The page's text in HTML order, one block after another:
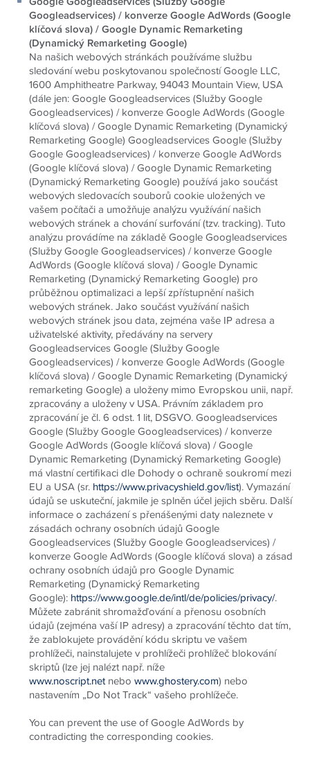
Googleadservices) / konverze Google AdWords (Google
klíčová slova) / Google Dynamic Remarketing
(Dynamický Remarketing Google)
Na našich webových stránkách používáme službu
sledování webu poskytovanou společností Google LLC,
1600 Amphitheatre Parkway, 94043 Mountain View, USA
(dále jen: Google Googleadservices (Služby Google
Googleadservices) / konverze Google AdWords (Google
klíčová slova) / Google Dynamic Remarketing (Dynamický
Remarketing Google) Googleadservices Google (Služby
Google Googleadservices) / konverze Google AdWords
(Google klíčová slova) / Google Dynamic Remarketing
(Dynamický Remarketing Google) používá jako součást
webových sledovacích souborů cookie uložených ve
vašem počítači a umožňuje analýzu využívání našich
webových stránek a chování surfování (tzv. tracking). Tuto
analýzu provádíme na základě Google Googleadservices
(Služby Google Googleadservices) / konverze Google
AdWords (Google klíčová slova) / Google Dynamic
Remarketing (Dynamický Remarketing Google) pro
průběžnou optimalizaci a lepší zpřístupnění našich
webových stránek. Jako součást využívání našich
webových stránek jsou data, zejména vaše IP adresa a
uživatelské aktivity, předávány na servery
Googleadservices Google (Služby Google
Googleadservices) / konverze Google AdWords (Google
klíčová slova) / Google Dynamic Remarketing (Dynamický
remarketing Google) a uloženy mimo Evropskou unii, např.
zpracovány a uloženy v USA. Právním základem pro
zpracování je čl. 6 odst. 1 lit, DSGVO. Googleadservices
Google (Služby Google Googleadservices) / konverze
Google AdWords (Google klíčová slova) / Google
Dynamic Remarketing (Dynamický Remarketing Google)
má vlastní certifikaci dle Dohody o ochraně soukromí mezi
EU a USA (sr. https://www.privacyshield.gov/list). Vymazání
údajů se uskuteční, jakmile je splněn účel jejich sběru. Další
informace o zacházení s přenášenými daty naleznete v
zásadách ochrany osobních údajů Google
Googleadservices (Služby Google Googleadservices) /
konverze Google AdWords (Google klíčová slova) a zásad
ochrany osobních údajů pro Google Dynamic
Remarketing (Dynamický Remarketing
Google): https://www.google.de/intl/de/policies/privacy/.
Můžete zabránit shromažďování a přenosu osobních
údajů (zejména vaší IP adresy) a zpracování těchto dat tím,
že zablokujete provádění kódu skriptu ve vašem
prohlížeči, nainstalujete v prohlížeči prohlížeč blokování
skriptů (lze jej nalézt např. níže
www.noscript.netnebo www.ghostery.com) nebo
nastavením „Do Not Track“ vašeho prohlížeče.
You can prevent the use of Google AdWords by
contradicting the corresponding cookies.